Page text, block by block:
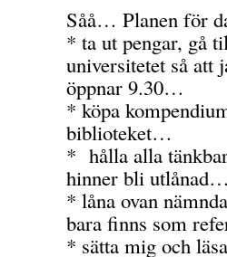
Såå… Planen för
* ta ut pengar, gå
universitetet så att
öppnar 9.30…
* köpa
biblioteket…
* hålla alla
hinner bli utlånad…
* låna ovan
bara finns som
* sätta mig och